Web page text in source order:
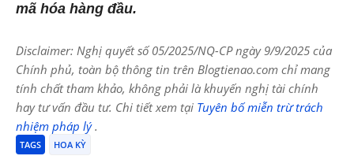
mã hóa hàng đầu.
Disclaimer: Nghị quyết số 05/2025/NQ-CP ngày 9/9/2025 của
Chính phủ, toàn bộ thông tin trên Blogtienao.com chỉ mang
tính chất tham khảo, không phải là khuyến nghị tài chính
hay tư vấn đầu tư. Chi tiết xem tại Tuyên bố miễn trừ trách
nhiệm pháp lý.
TAGS HOA KỲ